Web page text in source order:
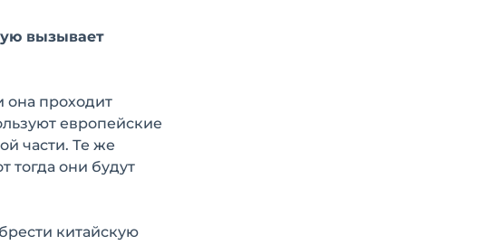
вызывает
она проходит
европейские
части. Те же
тогда они будут
китайскую